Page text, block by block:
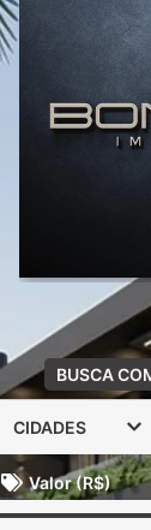
BUSCA
CIDADES
Valor (R$)